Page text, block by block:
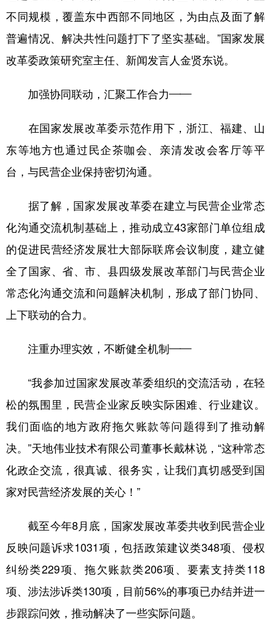
不同规模，覆盖东中西部不同地区，为由点及面了解
普遍情况、解决共性问题打下了坚实基础。”国家发展
改革委政策研究室主任、新闻发言人金贤东说。
加强协同联动，汇聚工作合力——
在国家发展改革委示范作用下，浙江、福建、山
东等地方也通过民企茶咖会、亲清发改会客厅等平
台，与民营企业保持密切沟通。
据了解，国家发展改革委在建立与民营企业常态
化沟通交流机制基础上，推动成立43家部门单位组成
的促进民营经济发展壮大部际联席会议制度，建立健
全了国家、省、市、县四级发展改革部门与民营企业
常态化沟通交流和问题解决机制，形成了部门协同、
上下联动的合力。
注重办理实效，不断健全机制——
“我参加过国家发展改革委组织的交流活动，在轻
松的氛围里，民营企业家反映实际困难、行业建议。
我们面临的地方政府拖欠账款等问题得到了推动解
决。”天地伟业技术有限公司董事长戴林说，“这种常态
化政企交流，很真诚、很务实，让我们真切感受到国
家对民营经济发展的关心！”
截至今年8月底，国家发展改革委共收到民营企业
反映问题诉求1031项，包括政策建议类348项、侵权
纠纷类229项、拖欠账款类206项、要素支持类118
项、涉法涉诉类130项，目前56%的事项已办结并进一
步跟踪问效，推动解决了一些实际问题。